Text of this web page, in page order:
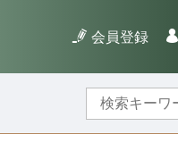
会員登録